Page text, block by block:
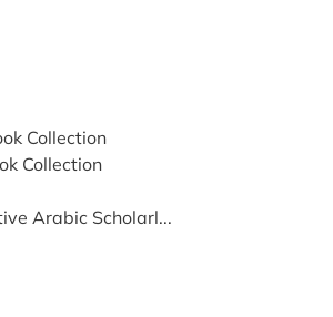
Collection
Collection
Arabic Scholarl...